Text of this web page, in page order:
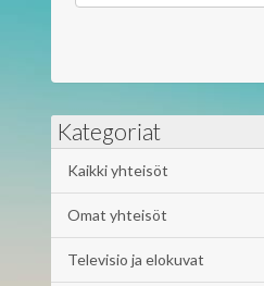
Kategoriat
Kaikki yhteisöt
Omat yhteisöt
Televisio ja elokuvat